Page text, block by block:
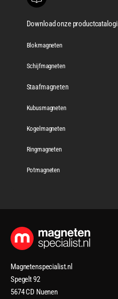
Download onze productcatalogi
Blokmagneten
Schijfmagneten
Staafmagneten
Kubusmagneten
Kogelmagneten
Ringmagneten
Potmagneten
Magnetenspecialist.nl
Spegelt 92
5674 CD Nuenen